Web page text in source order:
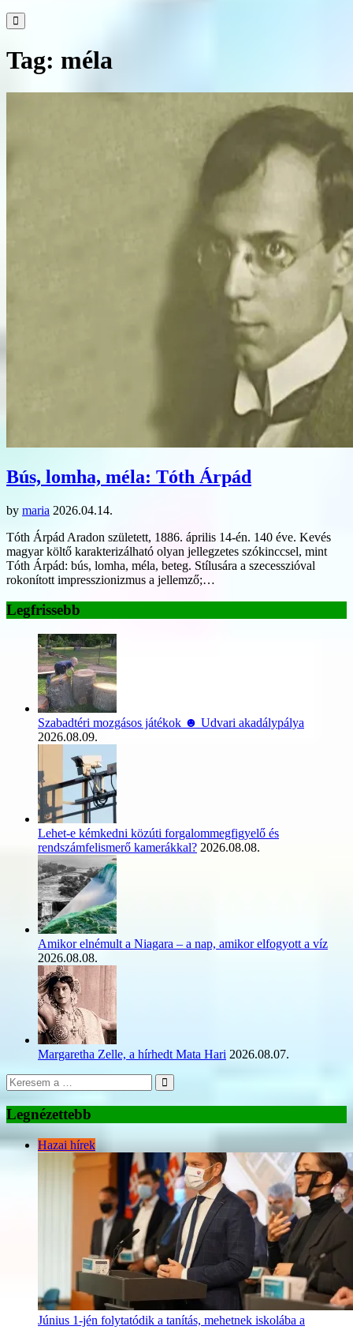
Tag: méla
Bús, lomha, méla: Tóth Árpád
by maria 2026.04.14.
Tóth Árpád Aradon született, 1886. április 14-én. 140 éve. Kevés
magyar költő karakterizálható olyan jellegzetes szókinccsel, mint
Tóth Árpád: bús, lomha, méla, beteg. Stílusára a szecesszióval
rokonított impresszionizmus a jellemző;…
Legfrissebb
Szabadtéri mozgásos játékok ☻ Udvari akadálypálya
2026.08.09.
Lehet-e kémkedni közúti forgalommegfigyelő és
rendszámfelismerő kamerákkal? 2026.08.08.
Amikor elnémult a Niagara – a nap, amikor elfogyott a víz
2026.08.08.
Margaretha Zelle, a hírhedt Mata Hari 2026.08.07.
Legnézettebb
Hazai hírek
Június 1-jén folytatódik a tanítás, mehetnek iskolába a